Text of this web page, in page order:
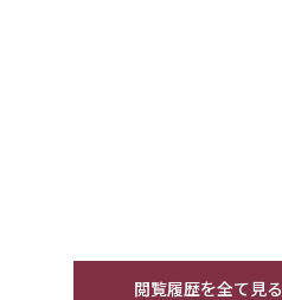
閲覧履歴を全て見る